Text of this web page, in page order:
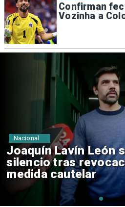
Confirman
Vozinha a
Chile y Venezuela
reinicio de
consulares
Nacional